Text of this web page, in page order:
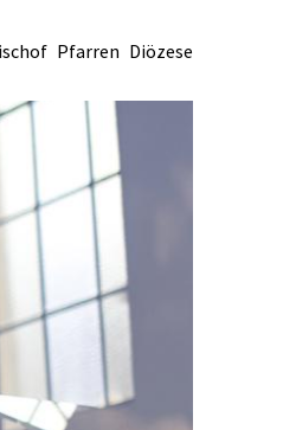
Pfarren Diözese